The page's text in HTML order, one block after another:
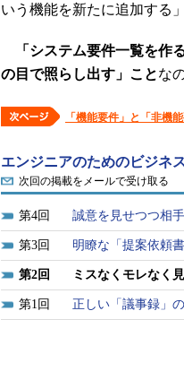
いう機能を新たに追加する
「システム要件一覧を作
の目で照らし出す」ことな
「機能要件」と「非機
エンジニアのためのビジネ
次回の掲載をメールで受け取る
4 誠意を見せつつ相
3 明瞭な「提案依頼
2 ミスなくモレなく
1 正しい「議事録」